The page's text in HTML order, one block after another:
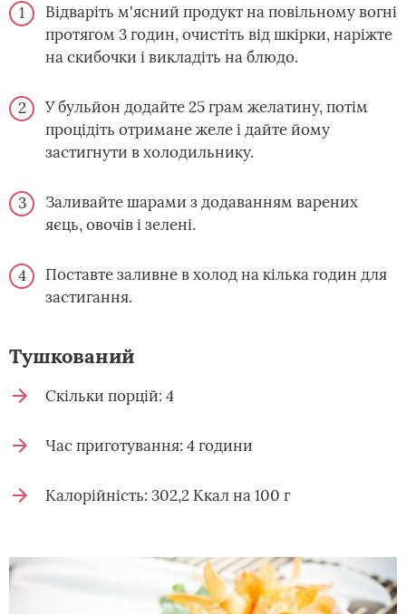
Відваріть м'ясний продукт на повільному вогні
протягом 3 годин, очистіть від шкірки, наріжте
на скибочки і викладіть на блюдо.
У бульйон додайте 25 грам желатину, потім
процідіть отримане желе і дайте йому
застигнути в холодильнику.
Заливайте шарами з додаванням варених
яєць, овочів і зелені.
Поставте заливне в холод на кілька годин для
застигання.
Тушкований
Скільки порцій: 4
Час приготування: 4 години
Калорійність: 302,2 Ккал на 100 г